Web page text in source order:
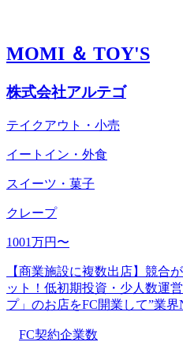
MOMI ＆ TOY'S
株式会社アルテゴ
テイクアウト・小売
イートイン・外食
スイーツ・菓子
クレープ
1001万円〜
【商業施設に複数出店】競合
ット！低初期投資・少人数運
プ」のお店をFC開業して”業界
FC契約企業数